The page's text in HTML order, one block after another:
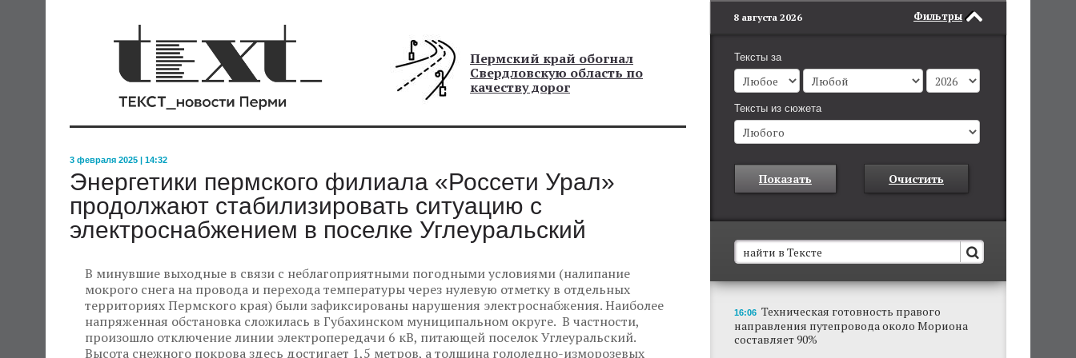
Пермский край обогнал
Свердловскую область по
качеству дорог
3 февраля 2025 | 14:32
Энергетики пермского филиала «Россети Урал»
продолжают стабилизировать ситуацию с
электроснабжением в поселке Углеуральский
В минувшие выходные в связи с неблагоприятными погодными условиями (налипание
мокрого снега на провода и перехода температуры через нулевую отметку в отдельных
территориях Пермского края) были зафиксированы нарушения электроснабжения. Наиболее
напряженная обстановка сложилась в Губахинском муниципальном округе. В частности,
произошло отключение линии электропередачи 6 кВ, питающей поселок Углеуральский.
Высота снежного покрова здесь достигает 1,5 метров, а толщина гололедно-изморозевых
Фильтры
8 августа 2026
Тексты за
Тексты из сюжета
Показать Очистить
В Пермском крае установят новые станции
обнаружения беспилотников
Они используются для обнаружения и
отслеживания БПЛА в воздухе.
16:06 Техническая готовность правого
направления путепровода около Мориона
составляет 90%